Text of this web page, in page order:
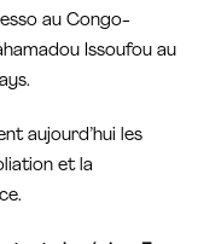
au Congo-
Issoufou au
aujourd’hui les
et la